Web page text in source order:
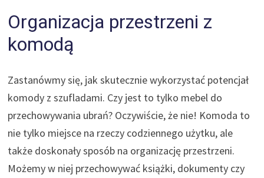
Organizacja przestrzeni z
komodą
Zastanówmy się, jak skutecznie wykorzystać potencjał
komody z szufladami. Czy jest to tylko mebel do
przechowywania ubrań? Oczywiście, że nie! Komoda to
nie tylko miejsce na rzeczy codziennego użytku, ale
także doskonały sposób na organizację przestrzeni.
Możemy w niej przechowywać książki, dokumenty czy